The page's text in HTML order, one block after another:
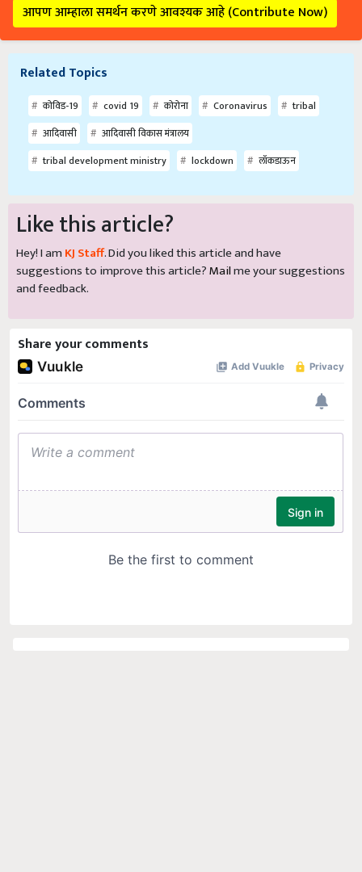
आपण आम्हाला समर्थन करणे आवश्यक आहे (Contribute Now)
Related Topics
कोविड-19 covid 19 कोरोना Coronavirus
tribal
आदिवासी
आदिवासी विकास मंत्रालय
tribal development ministry
lockdown लॉकडाऊन
Like this article?
Hey! I am KJ Staff. Did you liked this article and have
suggestions to improve this article?Mailme your suggestions
and feedback.
Share your comments